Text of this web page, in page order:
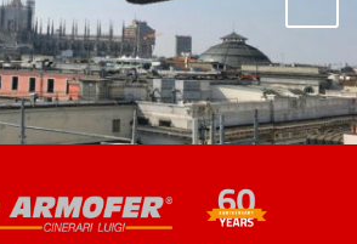
Slide